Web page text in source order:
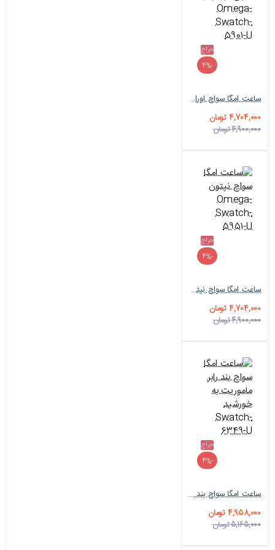
حراج
-4%
ساعت امگا سواچ اورانوس Omega-Swatch-5901-U
4,704,000 تومان
4,900,000 تومان
حراج
-4%
ساعت امگا سواچ نپتون Omega-Swatch-5951-U
4,704,000 تومان
4,900,000 تومان
حراج
-4%
ساعت امگا سواچ بند رابر ماموریت به خورشید Swatch-6349-U
4,958,000 تومان
5,165,000 تومان